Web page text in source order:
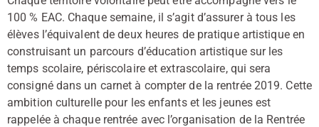
100 % EAC. Chaque semaine, il s’agit d’assurer à tous les
élèves l’équivalent de deux heures de pratique artistique en
construisant un parcours d’éducation artistique sur les
temps scolaire, périscolaire et extrascolaire, qui sera
consigné dans un carnet à compter de la rentrée 2019. Cette
ambition culturelle pour les enfants et les jeunes est
rappelée à chaque rentrée avec l’organisation de la Rentrée